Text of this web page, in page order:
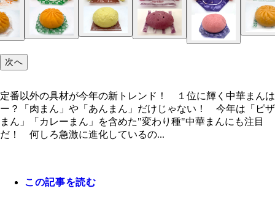
104g 長さ：約9㎝
【第10位】デイリーヤマザキ 高菜明太まん 178
【第9位】ミニストップ チーズピザまん 158円
ん 160円／重さ：約91g 長さ：約8㎝
約69g 長さ：約9×6㎝
次へ
定番以外の具材が今年の新トレンド！ １位に輝く中華まんは
ー？「肉まん」や「あんまん」だけじゃない！ 今年は「ピザ
まん」「カレーまん」を含めた"変わり種"中華まんにも注目
だ！ 何しろ急激に進化しているの...
この記事を読む